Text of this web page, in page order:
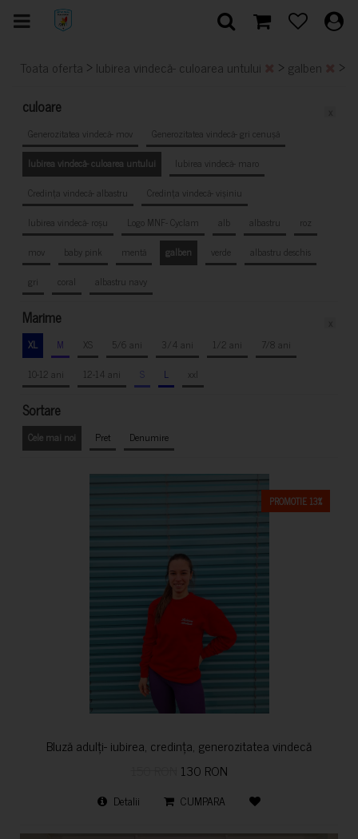
Toata oferta > Iubirea vindecă- culoarea untului > galben >
culoare
Generozitatea vindecă- mov
Generozitatea vindecă- gri cenușă
Iubirea vindecă- culoarea untului
Iubirea vindecă- maro
Credința vindecă- albastru
Credința vindecă- vișiniu
Iubirea vindecă- roșu
Logo MNF- Cyclam alb albastru
roz
mov
baby pink mentă galben verde
albastru deschis
gri
coral albastru navy
Marime
XL M XS 5/6 ani 3/4 ani 1/2 ani
7/8 ani
10-12 ani
12-14 ani S L xxl
Sortare
Cele mai noi Pret Denumire
PROMOTIE 13%
Bluză adulți- iubirea, credința, generozitatea vindecă
130 RON
Detalii CUMPARA